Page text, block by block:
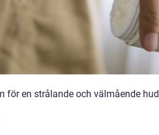
för en strålande och välmående hud